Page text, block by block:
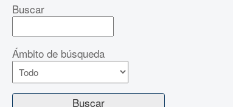
Buscar
Ámbito de búsqueda